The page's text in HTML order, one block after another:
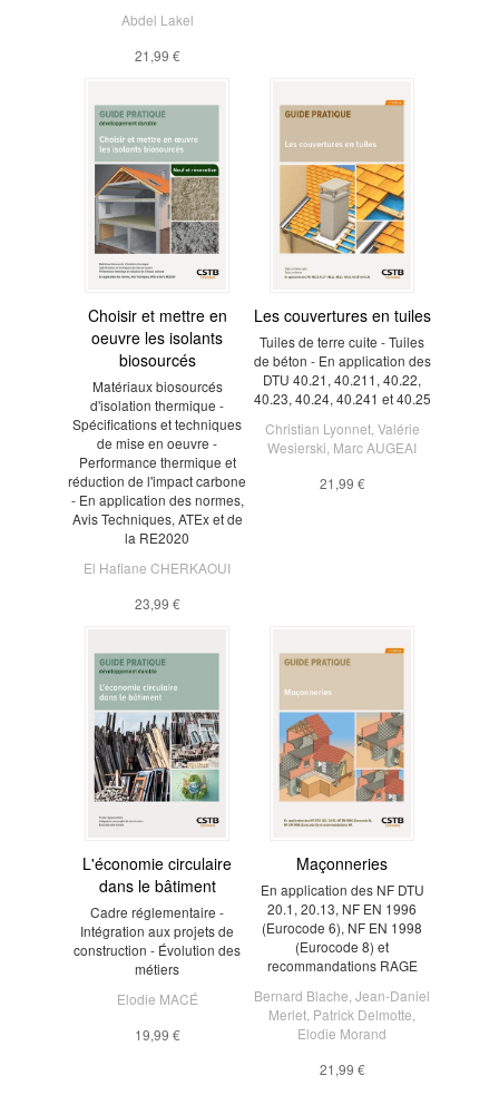
Abdel Lakel
21,99 €
Choisir et mettre en
oeuvre les isolants
biosourcés
Matériaux biosourcés
d'isolation thermique -
Spécifications et techniques
de mise en oeuvre -
Performance thermique et
réduction de l'impact carbone
- En application des normes,
Avis Techniques, ATEx et de
la RE2020
El Hafiane CHERKAOUI
23,99 €
Les couvertures en tuiles
Tuiles de terre cuite - Tuiles
de béton - En application des
DTU 40.21, 40.211, 40.22,
40.23, 40.24, 40.241 et 40.25
Christian Lyonnet, Valérie
Wesierski Marc AUGEAI
21,99 €
L'économie circulaire
dans le bâtiment
Cadre réglementaire -
Intégration aux projets de
construction - Évolution des
métiers
Elodie MACÉ
19,99 €
Maçonneries
En application des NF DTU
20.1, 20.13, NF EN 1996
(Eurocode 6), NF EN 1998
(Eurocode 8) et
recommandations RAGE
Bernard Blache Jean-Daniel
Merlet Patrick Delmotte
Elodie Morand
21,99 €